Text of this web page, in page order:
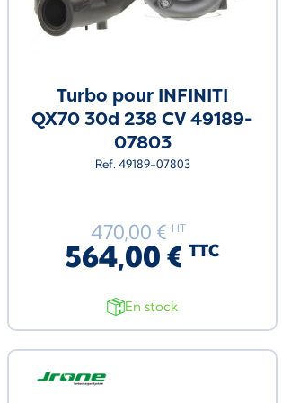
Turbo pour INFINITI
QX70 30d 238 CV 49189-
07803
Ref. 49189-07803
470,00 € HT
564,00 € TTC
En stock